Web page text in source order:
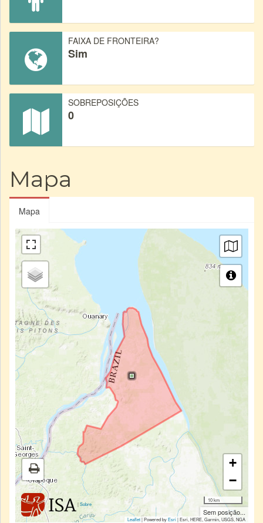
FAIXA DE FRONTEIRA?
Sim
SOBREPOSIÇÕES
0
Mapa
Mapa
|Sobre
+
−
10 km
Sem posição...
Leaflet| Powered byEsri|Esri, HERE, Garmin, USGS, NGA